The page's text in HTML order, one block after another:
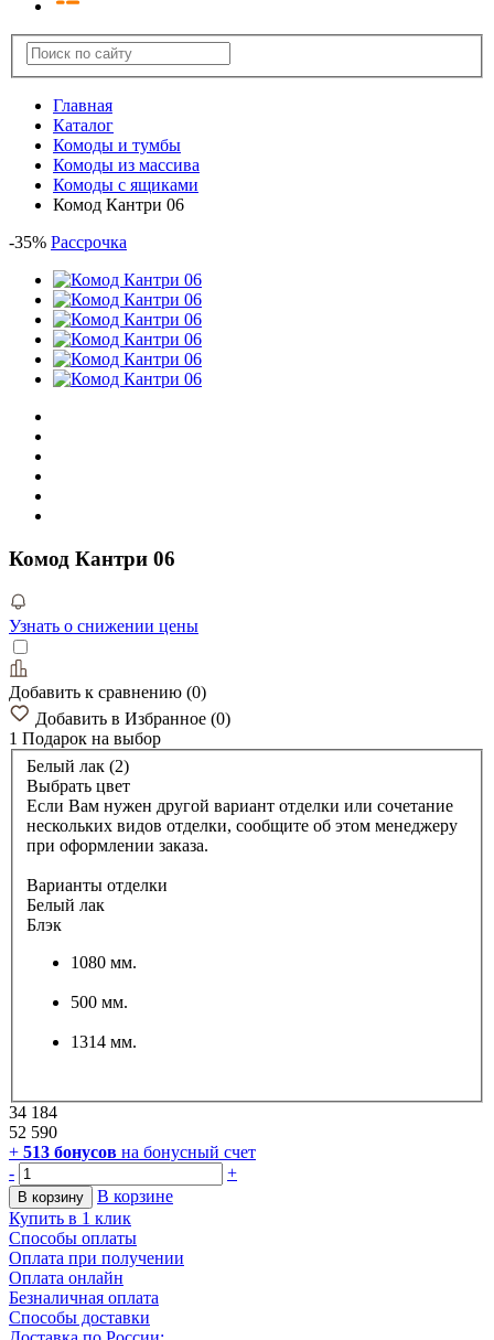
Главная
Каталог
Комоды и тумбы
Комоды из массива
Комоды с ящиками
Комод Кантри 06
-35% Рассрочка
Комод Кантри 06
Узнать о снижении цены
Добавить к сравнению (0)
Добавить в Избранное (0)
1 Подарок на выбор
Белый лак (2)
Выбрать цвет
Если Вам нужен другой вариант отделки или сочетание
нескольких видов отделки, сообщите об этом менеджеру
при оформлении заказа.
Варианты отделки
Белый лак
Блэк
1080 мм.
500 мм.
1314 мм.
34 184
52 590
+ 513 бонусов на бонусный счет
-
+
В корзину
В корзине
Купить в 1 клик
Способы оплаты
Оплата при получении
Оплата онлайн
Безналичная оплата
Способы доставки